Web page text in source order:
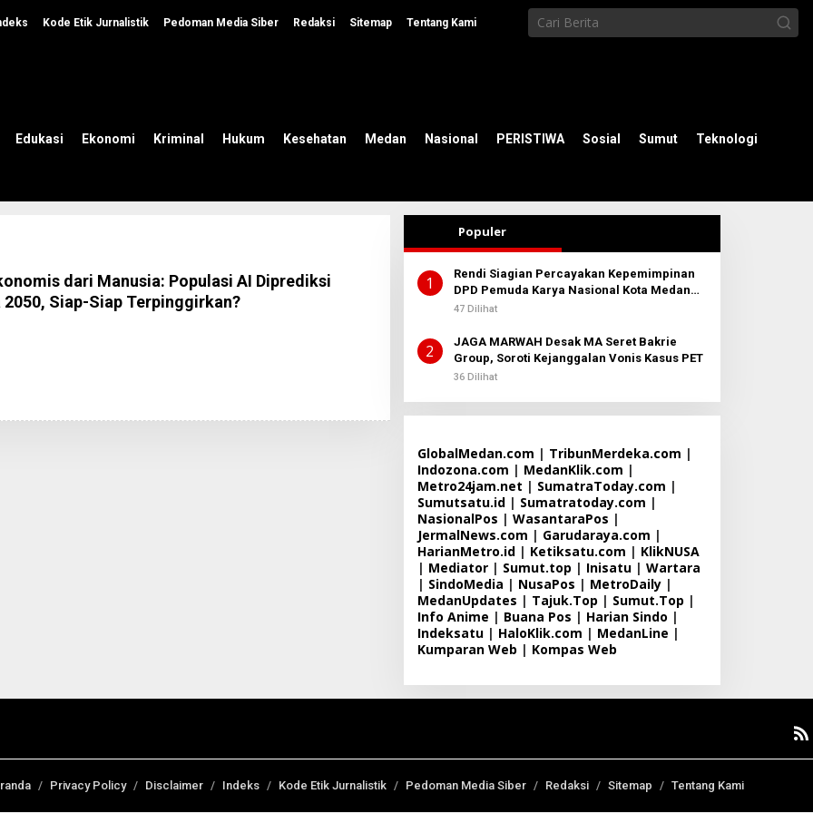
Kode Etik Jurnalistik Pedoman Media Siber Redaksi Sitemap Tentang Kami
Edukasi Ekonomi Kriminal Hukum Kesehatan Medan Nasional PERISTIWA Sosial Sumut Teknologi
dari Manusia: Populasi AI Diprediksi
Siap-Siap Terpinggirkan?
Populer
1
Rendi Siagian Percayakan Kepemimpinan
DPD Pemuda Karya Nasional Kota Medan
kepada Josef Sembiring
47 Dilihat
2
JAGA MARWAH Desak MA Seret Bakrie
Group, Soroti Kejanggalan Vonis Kasus PET
36 Dilihat
GlobalMedan.com | TribunMerdeka.com |
Indozona.com | MedanKlik.com |
Metro24jam.net | SumatraToday.com |
Sumutsatu.id| Sumatratoday.com |
NasionalPos | WasantaraPos |
JermalNews.com | Garudaraya.com |
HarianMetro.id| Ketiksatu.com | KlikNUSA
| Mediator| Sumut.top | Inisatu| Wartara
| SindoMedia | NusaPos | MetroDaily|
MedanUpdates | Tajuk.Top | Sumut.Top |
Info Anime | Buana Pos | Harian Sindo |
Indeksatu| HaloKlik.com | MedanLine |
Kumparan Web | Kompas Web
Privacy Policy Disclaimer Indeks Kode Etik Jurnalistik Pedoman Media Siber Redaksi Sitemap Tentang Kami